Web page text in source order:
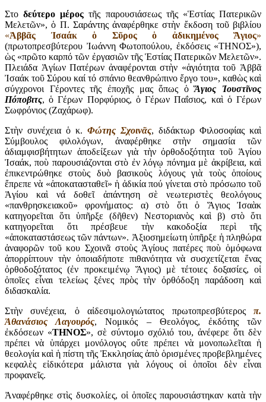
Στοδεύτερο μέρος τῆς παρουσιάσεως τῆς «Ἑστίας Πατερικῶν
Μελετῶν», ὁ Π. Σαράντης ἀναφέρθηκε στὴν ἔκδοση τοῦ βιβλίου
«Ἀββᾶς Ἰσαάκ ὁ Σῦρος ὁ ἀδικημένος Ἅγιος»
(πρωτοπρεσβύτερου Ἰωάννη Φωτοπούλου, ἐκδόσεις «ΤΗΝΟΣ»),
ὡς «πρῶτο καρπό τῶν ἐργασιῶν τῆς Ἑστίας Πατερικῶν Μελετῶν».
Πλειάδα Ἁγίων Πατέρων ἀναφέρονται στὴν «ἁγιότητα τοῦ Ἁββᾶ
Ἰσαάκ τοῦ Σύρου καί τό σπάνιο θεανθρώπινο ἔργο του», καθὼς καὶ
σύγχρονοι Γέροντες τῆς ἐποχῆς μας ὅπως ὁἍγιος Ἰουστῖνος
Πόποβιτς, ὁ Γέρων Πορφύριος, ὁ Γέρων Παΐσιος, καὶ ὁ Γέρων
Σωφρόνιος (Ζαχάρωφ).
Στὴν συνέχεια ὁ κ. Φώτης Σχοινᾶς, διδάκτωρ Φιλοσοφίας καὶ
Σύμβουλος φιλολόγων, ἀναφέρθηκε στὴν σημασία τῶν
ἀδιαμφισβήτητων ἀποδείξεων γιὰ τὴν ὀρθοδοξότητα τοῦ Ἁγίου
Ἰσαάκ, ποὺ παρουσιάζονται στὸ ἐν λόγῳ πόνημα μὲ ἀκρίβεια, καὶ
ἐπικεντρώθηκε στοὺς δυὸ βασικοὺς λόγους γιὰ τοὺς ὁποίους
ἔπρεπε νὰ «ἀποκατασταθεῖ» ἡ ἀδικία πού γίνεται στὸ πρόσωπο τοῦ
Ἁγίου καὶ νά δοθεῖ ἀπάντηση σὲ νεωτεριστὲς θεολόγους
«πανθρησκειακοῦ» φρονήματος: α) στὸ ὅτι ὁ Ἅγιος Ἰσαὰκ
κατηγορεῖται ὅτι ὑπῆρξε (δῆθεν) Νεστοριανὸς καὶ β) στὸ ὅτι
κατηγορεῖται ὅτι πρέσβευε τὴν κακοδοξία περὶ τῆς
«ἀποκαταστάσεως τῶν πάντων». Ἀξιοσημείωτη ὑπῆρξε ἡ πληθώρα
ἀναφορῶν τοῦ κου Σχοινᾶ στοὺς Ἁγίους πατέρες ποὺ ὁμόφωνα
ἀπορρίπτουν τὴν ὁποιαδήποτε πιθανότητα νὰ συσχετίζεται ἕνας
ὀρθοδοξότατος (ἐν προκειμένῳ Ἅγιος) μὲ τέτοιες δοξασίες, οἱ
ὁποῖες εἶναι τελείως ξένες πρὸς τὴν ὀρθόδοξη παράδοση καὶ
διδασκαλία.
Στὴν συνέχεια, ὁ αἰδεσιμολογιώτατος πρωτοπρεσβύτερος π.
Ἀθανάσιος Λαγουρός, Νομικός – Θεολόγος, ἐκδότης τῶν
ἐκδόσεων «ΤΗΝΟΣ», σὲ σύντομο σχόλιό του, ἀνέφερε ὅτι δὲν
πρέπει νὰ ὑπάρχει μονόλογος οὔτε πρέπει νὰ μονοπωλεῖται ἡ
θεολογία καὶ ἡ πίστη τῆς Ἐκκλησίας ἀπὸ ὁρισμένες προβεβλημένες
κεφαλὲς εἰδικότερα μάλιστα γιὰ λόγους οἱ ὁποῖοι δὲν εἶναι
προφανεῖς.
Ἀναφέρθηκε στὶς δυσκολίες, οἱ ὁποῖες παρουσιάστηκαν κατὰ τὴν